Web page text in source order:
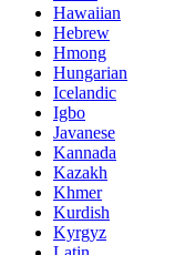
Hawaiian
Hebrew
Hmong
Hungarian
Icelandic
Igbo
Javanese
Kannada
Kazakh
Khmer
Kurdish
Kyrgyz